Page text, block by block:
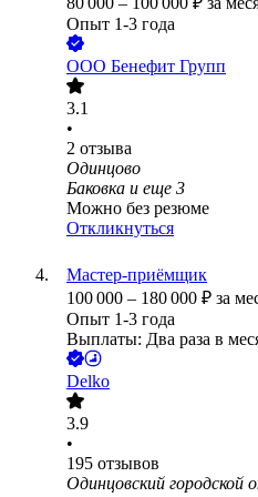
Опыт 1-3 года
ООО Бенефит Групп
3.1
•
2 отзыва
Одинцово
Баковка и еще 3
Можно без резюме
Откликнуться
Мастер-приёмщик
100 000 – 180 000 ₽ за
Опыт 1-3 года
Выплаты: Два раза в
Delko
3.9
•
195 отзывов
Одинцовский городской